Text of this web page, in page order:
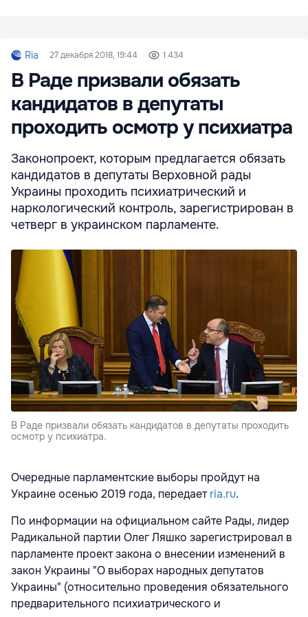
Ria 27 декабря 2018, 19:44 1 434
В Раде призвали обязать
кандидатов в депутаты
проходить осмотр у психиатра
Законопроект, которым предлагается обязать
кандидатов в депутаты Верховной рады
Украины проходить психиатрический и
наркологический контроль, зарегистрирован в
четверг в украинском парламенте.
В Раде призвали обязать кандидатов в депутаты проходить
осмотр у психиатра.
Очередные парламентские выборы пройдут на
Украине осенью 2019 года, передаетria.ru.
По информации на официальном сайте Рады, лидер
Радикальной партии Олег Ляшко зарегистрировал в
парламенте проект закона о внесении изменений в
закон Украины "О выборах народных депутатов
Украины" (относительно проведения обязательного
предварительного психиатрического и